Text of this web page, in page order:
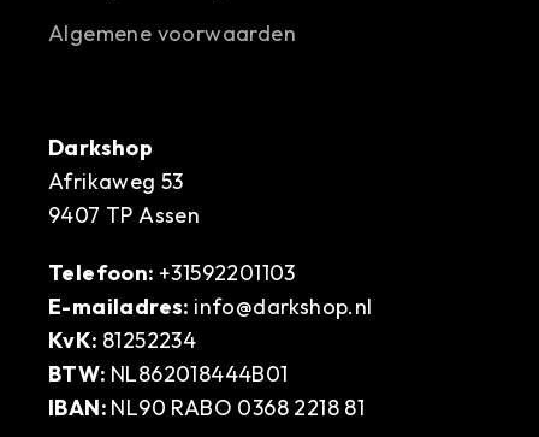
Algemene voorwaarden
Darkshop
Afrikaweg 53
9407 TP Assen
Telefoon: +31592201103
E-mailadres: info@darkshop.nl
KvK: 81252234
BTW: NL862018444B01
IBAN: NL90 RABO 0368 2218 81